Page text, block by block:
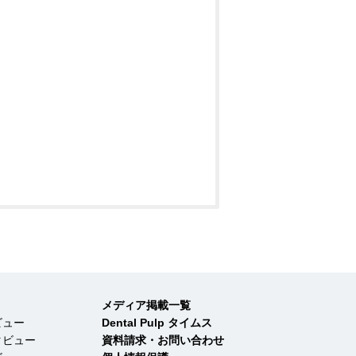
ー
ュー
メディア掲載一覧
Dental Pulp タイムス
資料請求・お問い合わせ